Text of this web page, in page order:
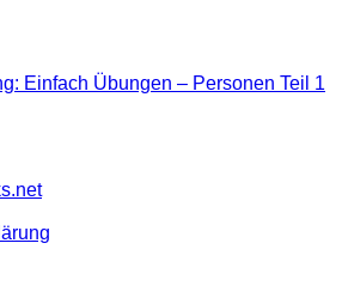
Einfach Übungen – Personen Teil 1